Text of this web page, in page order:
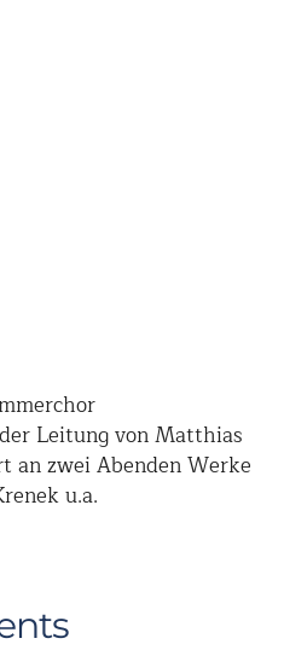
Leitung von Matthias
an zwei Abenden Werke
u.a.